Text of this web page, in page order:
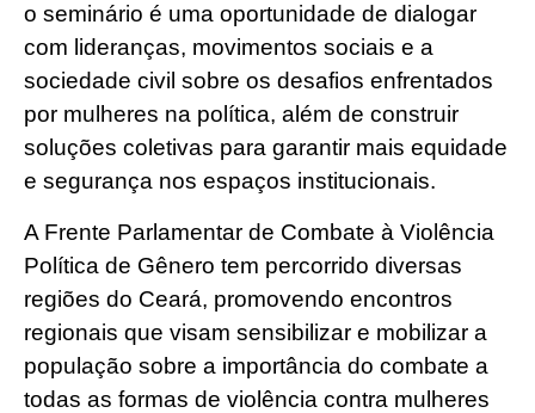
o seminário é uma oportunidade de dialogar
com lideranças, movimentos sociais e a
sociedade civil sobre os desafios enfrentados
por mulheres na política, além de construir
soluções coletivas para garantir mais equidade
e segurança nos espaços institucionais.
A Frente Parlamentar de Combate à Violência
Política de Gênero tem percorrido diversas
regiões do Ceará, promovendo encontros
regionais que visam sensibilizar e mobilizar a
população sobre a importância do combate a
todas as formas de violência contra mulheres